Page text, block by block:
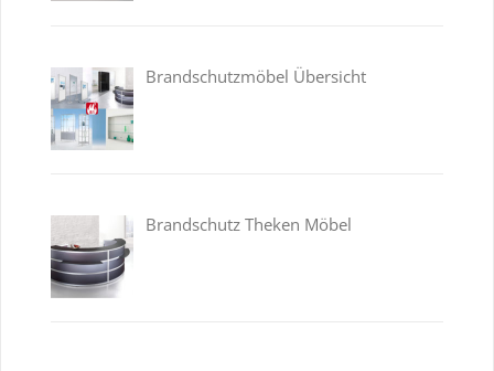
Brandschutzmöbel Übersicht
Brandschutz Theken Möbel